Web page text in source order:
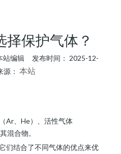
择保护气体？
站编辑 发布时间： 2025-12-
： 本站
Ar、He）、活性气体
混合物。
们结合了不同气体的优点来优